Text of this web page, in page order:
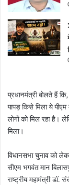
प्रधानमंत्री बोलते हैं
पापड़ किसे मिला ये
लोगों को मिल रहा है।
मिला।
विधानसभा चुनाव को
सीएम भगवंत मान
राष्ट्रीय महामंत्री